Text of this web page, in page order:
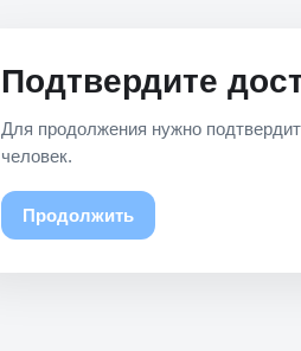
Подтвердите
Для продолжения нужно
человек.
Продолжить